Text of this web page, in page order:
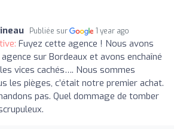
Publiée sur 1 year ago
Fuyez cette agence ! Nous avons
sur Bordeaux et avons enchaîné
vices cachés…. Nous sommes
les pièges, c’était notre premier achat.
pas. Quel dommage de tomber